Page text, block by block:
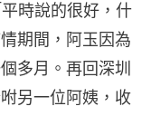
時說的很好，什
期間，阿玉因為
多月。再回深圳
另一位阿姨，收